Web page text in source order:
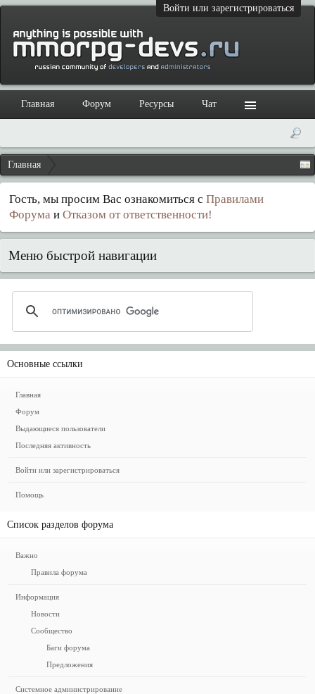
Войти или зарегистрироваться
Главная
Гость, мы просим Вас ознакомиться с Правилами
Форума и Отказом от ответственности!
Меню быстрой навигации
Основные ссылки
Главная
Форум
Выдающиеся пользователи
Последняя активность
Войти или зарегистрироваться
Помощь
Список разделов форума
Важно
Правила форума
Информация
Новости
Сообщество
Баги форума
Предложения
Системное администрирование
Главная Форум Ресурсы Чат